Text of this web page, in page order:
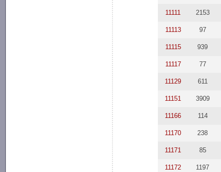
11111 2153
11113 97
11115 939
11117 77
11129 611
11151 3909
11166 114
11170 238
11171 85
11172 1197